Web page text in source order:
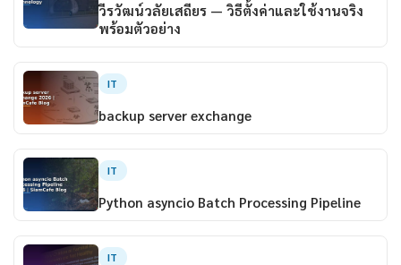
วีรวัฒน์วลัยเสถียร — วิธีตั้งค่าและใช้งานจริง
พร้อมตัวอย่าง
IT
backup server exchange
IT
Python asyncio Batch Processing Pipeline
IT